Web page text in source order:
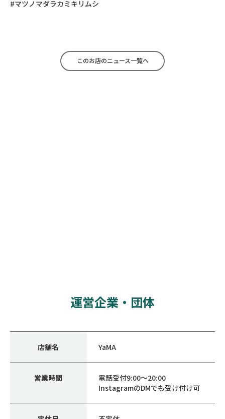
#マツノマダラカミキリムシ
このお店のニュース一覧へ
運営企業・団体
店舗名 YaMA
営業時間
電話受付9:00～20:00
InstagramのDMでも受け付け可